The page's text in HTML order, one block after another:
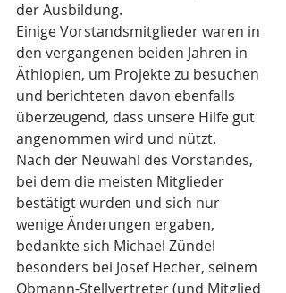
der Ausbildung.
Einige Vorstandsmitglieder waren in
den vergangenen beiden Jahren in
Äthiopien, um Projekte zu besuchen
und berichteten davon ebenfalls
überzeugend, dass unsere Hilfe gut
angenommen wird und nützt.
Nach der Neuwahl des Vorstandes,
bei dem die meisten Mitglieder
bestätigt wurden und sich nur
wenige Änderungen ergaben,
bedankte sich Michael Zündel
besonders bei Josef Hecher, seinem
Obmann-Stellvertreter (und Mitglied